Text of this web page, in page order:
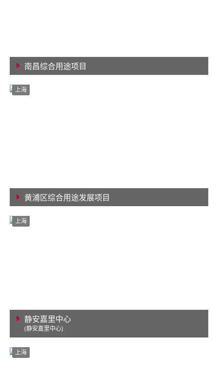
南昌综合用途项目
上海
黄浦区综合用途发展项目
上海
静安嘉里中心
(静安嘉里中心)
上海